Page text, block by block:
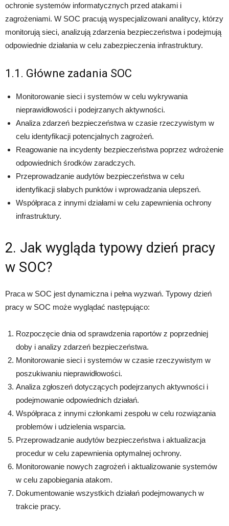
ochronie systemów informatycznych przed atakami i
zagrożeniami. W SOC pracują wyspecjalizowani analitycy, którzy
monitorują sieci, analizują zdarzenia bezpieczeństwa i podejmują
odpowiednie działania w celu zabezpieczenia infrastruktury.
1.1. Główne zadania SOC
Monitorowanie sieci i systemów w celu wykrywania
nieprawidłowości i podejrzanych aktywności.
Analiza zdarzeń bezpieczeństwa w czasie rzeczywistym w
celu identyfikacji potencjalnych zagrożeń.
Reagowanie na incydenty bezpieczeństwa poprzez wdrożenie
odpowiednich środków zaradczych.
Przeprowadzanie audytów bezpieczeństwa w celu
identyfikacji słabych punktów i wprowadzania ulepszeń.
Współpraca z innymi działami w celu zapewnienia ochrony
infrastruktury.
2. Jak wygląda typowy dzień pracy
w SOC?
Praca w SOC jest dynamiczna i pełna wyzwań. Typowy dzień
pracy w SOC może wyglądać następująco:
Rozpoczęcie dnia od sprawdzenia raportów z poprzedniej
doby i analizy zdarzeń bezpieczeństwa.
Monitorowanie sieci i systemów w czasie rzeczywistym w
poszukiwaniu nieprawidłowości.
Analiza zgłoszeń dotyczących podejrzanych aktywności i
podejmowanie odpowiednich działań.
Współpraca z innymi członkami zespołu w celu rozwiązania
problemów i udzielenia wsparcia.
Przeprowadzanie audytów bezpieczeństwa i aktualizacja
procedur w celu zapewnienia optymalnej ochrony.
Monitorowanie nowych zagrożeń i aktualizowanie systemów
w celu zapobiegania atakom.
Dokumentowanie wszystkich działań podejmowanych w
trakcie pracy.